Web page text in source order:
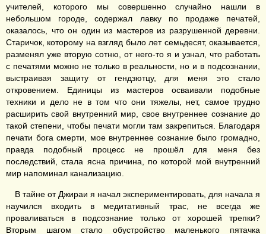
учителей, которого мы совершенно случайно нашли в
небольшом городе, содержал лавку по продаже печатей,
оказалось, что он один из мастеров из разрушенной деревни.
Старичок, которому на взгляд было лет семьдесят, оказывается,
разменял уже вторую сотню, от него-то я и узнал, что работать
с печатями можно не только в реальности, но и в подсознании,
выстраивая защиту от гендзютцу, для меня это стало
откровением. Единицы из мастеров осваивали подобные
техники и дело не в том что они тяжелы, нет, самое трудно
расширить свой внутренний мир, свое внутреннее сознание до
такой степени, чтобы печати могли там закрепиться. Благодаря
печати бога смерти, мое внутреннее сознание было громадно,
правда подобный процесс не прошёл для меня без
последствий, стала ясна причина, по которой мой внутренний
мир напоминал канализацию.
В тайне от Джираи я начал экспериментировать, для начала я
научился входить в медитативный трас, не всегда же
проваливаться в подсознание только от хорошей трепки?
Вторым шагом стало обустройство маленького пятачка